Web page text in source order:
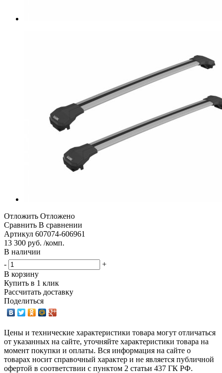
Отложить Отложено
Сравнить В сравнении
Артикул 607074-606961
13 300 руб. /комп.
В наличии
-
+
В корзину
Купить в 1 клик
Рассчитать доставку
Поделиться
Цены и технические характеристики товара могут отличаться
от указанных на сайте, уточняйте характеристики товара на
момент покупки и оплаты. Вся информация на сайте о
товарах носит справочный характер и не является публичной
офертой в соответствии с пунктом 2 статьи 437 ГК РФ.